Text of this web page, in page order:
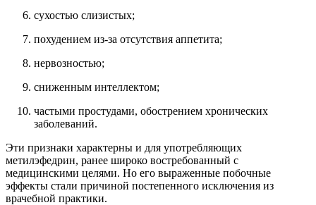
сухостью слизистых;
похудением из-за отсутствия аппетита;
нервозностью;
сниженным интеллектом;
частыми простудами, обострением хронических
заболеваний.
Эти признаки характерны и для употребляющих
метилэфедрин, ранее широко востребованный с
медицинскими целями. Но его выраженные побочные
эффекты стали причиной постепенного исключения из
врачебной практики.